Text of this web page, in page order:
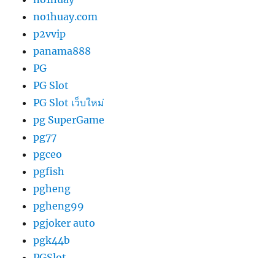
no1huay.com
p2vvip
panama888
PG
PG Slot
PG Slot เว็บใหม่
pg SuperGame
pg77
pgceo
pgfish
pgheng
pgheng99
pgjoker auto
pgk44b